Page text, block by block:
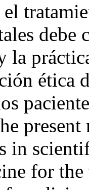
la
ética
in
for